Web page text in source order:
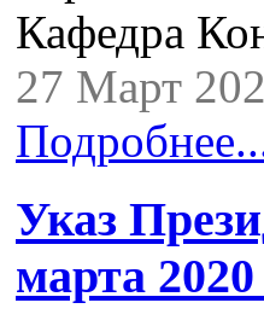
Кафедра
27 Март
Указ
марта